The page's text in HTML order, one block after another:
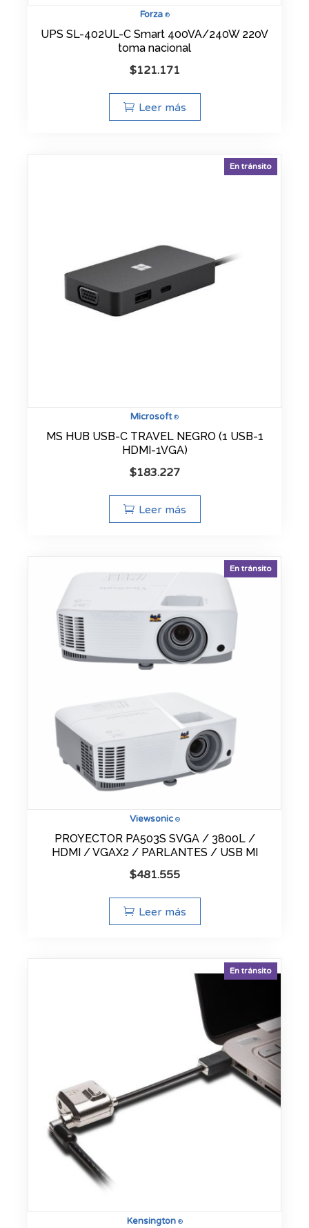
Forza®
UPS SL-402UL-C Smart 400VA/240W 220V
toma nacional
$121.171
Leer más
Microsoft®
En tránsito
MS HUB USB-C TRAVEL NEGRO (1 USB-1
HDMI-1VGA)
$183.227
Leer más
Viewsonic®
En tránsito
PROYECTOR PA503S SVGA / 3800L /
HDMI / VGAX2 / PARLANTES / USB MI
$481.555
Leer más
Kensington®
En tránsito